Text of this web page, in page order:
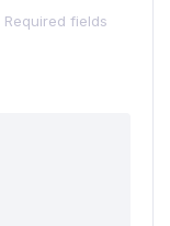
Required fields